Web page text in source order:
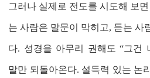
그러나 실제로 전도를 시도해 보
는 사람은 말문이 막히고, 듣는 사
다. 성경을 아무리 권해도“그건
말만 되돌아온다. 설득력 있는 논